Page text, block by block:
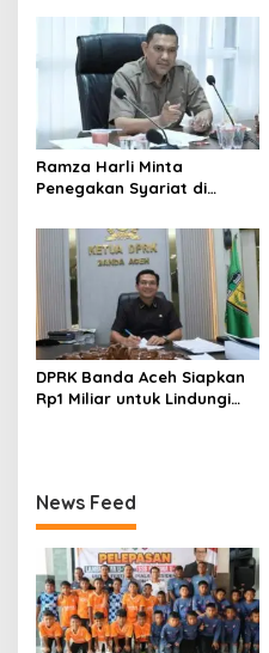
Ramza Harli Minta
Penegakan Syariat di
dan Tanpa Intervensi
DPRK Banda Aceh Siapkan
Rp1 Miliar untuk Lindungi
News Feed